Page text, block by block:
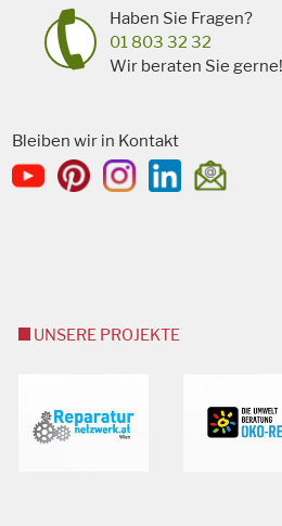
Haben Sie Fragen?
01 803 32 32
Wir beraten Sie gerne!
Bleiben wir in Kontakt
UNSERE PROJEKTE